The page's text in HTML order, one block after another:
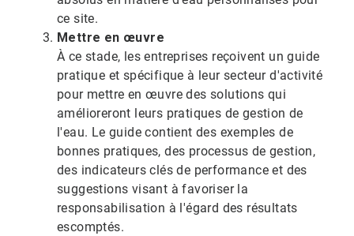
ce site.
Mettre en œuvre
À ce stade, les entreprises reçoivent un guide
pratique et spécifique à leur secteur d'activité
pour mettre en œuvre des solutions qui
amélioreront leurs pratiques de gestion de
l'eau. Le guide contient des exemples de
bonnes pratiques, des processus de gestion,
des indicateurs clés de performance et des
suggestions visant à favoriser la
responsabilisation à l'égard des résultats
escomptés.​​​​​​​